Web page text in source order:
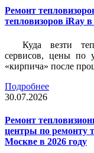
Ремонт
тепловизоров iRay
Куда везти
сервисов, цены по
«кирпича» после
Подробнее
30.07.2026
Ремонт
центры по ремонту
Москве в 2026 году